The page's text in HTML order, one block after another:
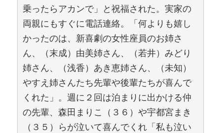
乗ったらアカンで」と祝福された。実家の
両親にもすぐに電話連絡。「何よりも嬉し
かったのは、新喜劇の女性座員のお姉さ
ん、（末成）由美姉さん、（若井）みどり
姉さん、（浅香）あき恵姉さん、（未知）
やすえ姉さんたち先輩や後輩たちが喜んで
くれた」。週に２回は泊まりに出かける仲
の先輩、森田まりこ（３６）や宇都宮まき
（３５）らが泣いて喜んでくれ「私も泣い